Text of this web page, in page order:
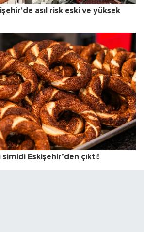
asıl risk eski ve yüksek
Eskişehir’den çıktı!